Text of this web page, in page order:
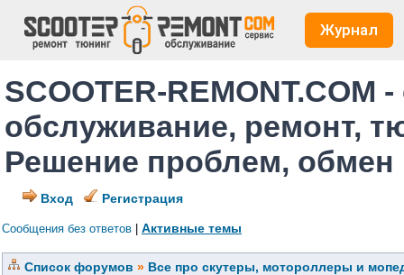
Журнал
SCOOTER-REMONT.COM
обслуживание, ремонт,
Решение проблем,
Вход Регистрация
Сообщения без ответов Активные темы
Список форумов » Все про скутеры, мотороллеры и